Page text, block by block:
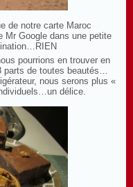
de notre carte Maroc
Mr Google dans une petite
pourrions en trouver en
de toutes beautés…
nous serons plus «
délice.